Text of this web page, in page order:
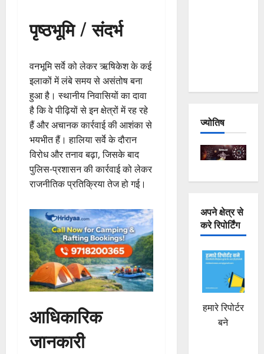
पृष्ठभूमि / संदर्भ
वनभूमि सर्वे को लेकर ऋषिकेश के कई
इलाकों में लंबे समय से असंतोष बना
हुआ है। स्थानीय निवासियों का दावा
है कि वे पीढ़ियों से इन क्षेत्रों में रह रहे
हैं और अचानक कार्रवाई की आशंका से
भयभीत हैं। हालिया सर्वे के दौरान
विरोध और तनाव बढ़ा, जिसके बाद
पुलिस-प्रशासन की कार्रवाई को लेकर
राजनीतिक प्रतिक्रिया तेज हो गई।
आधिकारिक
जानकारी
ज्योतिष
अपने क्षेत्र से
करे रिपोर्टिंग
हमारे रिपोर्टर
बने